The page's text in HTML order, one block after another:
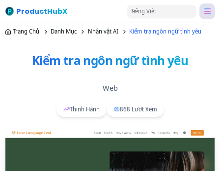
ProductHubX Tiếng Việt
Trang Chủ Danh Mục Nhân vật AI Kiểm tra ngôn ngữ tình yêu
Kiểm tra ngôn ngữ tình yêu
Web
Thịnh Hành 868 Lượt Xem